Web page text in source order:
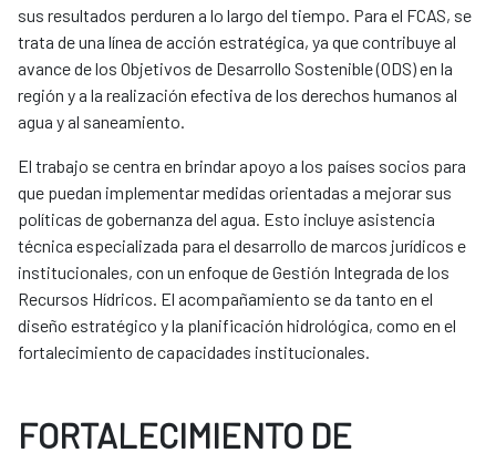
sus resultados perduren a lo largo del tiempo. Para el FCAS, se
trata de una línea de acción estratégica, ya que contribuye al
avance de los Objetivos de Desarrollo Sostenible (ODS) en la
región y a la realización efectiva de los derechos humanos al
agua y al saneamiento.
El trabajo se centra en brindar apoyo a los países socios para
que puedan implementar medidas orientadas a mejorar sus
políticas de gobernanza del agua. Esto incluye asistencia
técnica especializada para el desarrollo de marcos jurídicos e
institucionales, con un enfoque de Gestión Integrada de los
Recursos Hídricos. El acompañamiento se da tanto en el
diseño estratégico y la planificación hidrológica, como en el
fortalecimiento de capacidades institucionales.
FORTALECIMIENTO DE